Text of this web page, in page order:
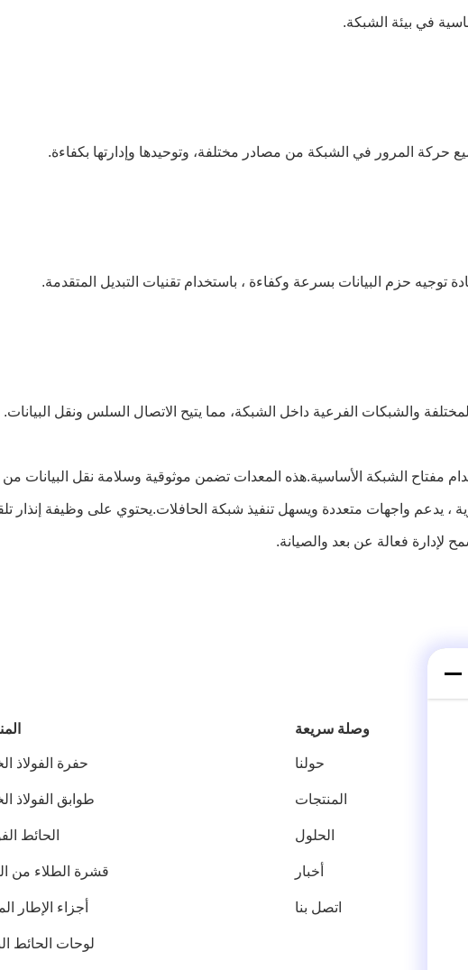
في بيئة الشبكة.
حركة المرور في الشبكة من مصادر مختلفة، وتوحيدها وإدارتها بكفاءة.
توجيه حزم البيانات بسرعة وكفاءة ، باستخدام تقنيات التبديل المتقدمة.
والشبكات الفرعية داخل الشبكة، مما يتيح الاتصال السلس ونقل البيانات.
مفتاح الشبكة الأساسية.هذه المعدات تضمن موثوقية وسلامة نقل البيانات
، يدعم واجهات متعددة ويسهل تنفيذ شبكة الحافلات.يحتوي على وظيفة إنذار
لإدارة فعالة عن بعد والصيانة.
وصلة سريعة
حولنا
المنتجات
الحلول
أخبار
اتصل بنا
حفرة الفولاذ
طوابق الفولاذ
الحائط
قشرة الطلاء من
أجزاء الإطار
لوحات الحائط